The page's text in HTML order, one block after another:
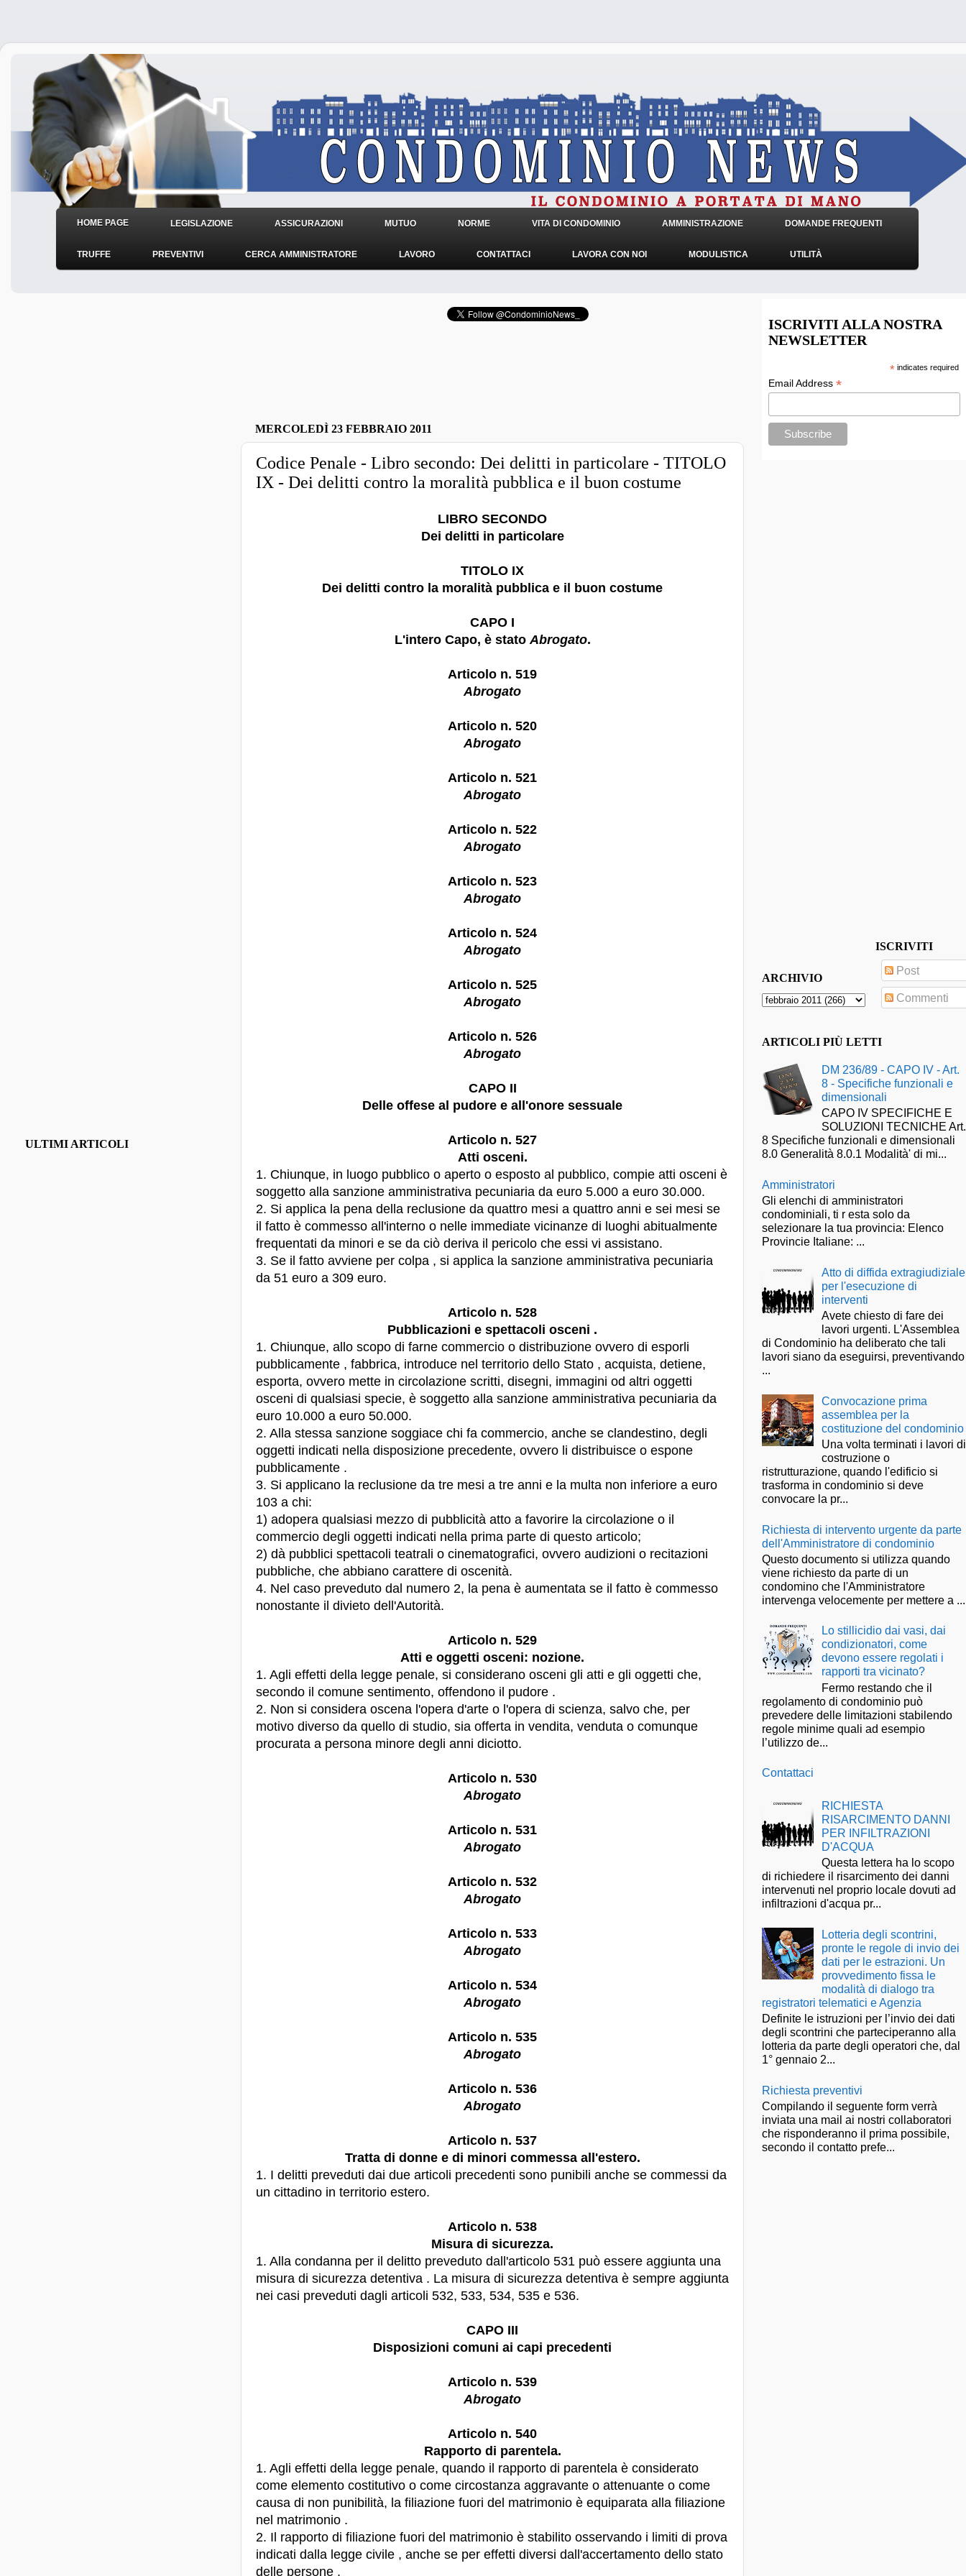
HOME PAGE LEGISLAZIONE ASSICURAZIONI MUTUO NORME VITA DI CONDOMINIO AMMINISTRAZIONE DOMANDE FREQUENTI
TRUFFE PREVENTIVI CERCA AMMINISTRATORE LAVORO CONTATTACI LAVORA CON NOI MODULISTICA UTILITÀ
MERCOLEDÌ 23 FEBBRAIO 2011
Codice Penale - Libro secondo: Dei delitti in particolare - TITOLO
IX - Dei delitti contro la moralità pubblica e il buon costume
LIBRO SECONDO
Dei delitti in particolare
TITOLO IX
Dei delitti contro la moralità pubblica e il buon costume
CAPO I
L'intero Capo, è stato Abrogato.
Articolo n. 519
Abrogato
Articolo n. 520
Abrogato
Articolo n. 521
Abrogato
Articolo n. 522
Abrogato
Articolo n. 523
Abrogato
Articolo n. 524
Abrogato
Articolo n. 525
Abrogato
Articolo n. 526
Abrogato
CAPO II
Delle offese al pudore e all'onore sessuale
Articolo n. 527
Atti osceni.
1. Chiunque, in luogo pubblico o aperto o esposto al pubblico, compie atti osceni è
soggetto alla sanzione amministrativa pecuniaria da euro 5.000 a euro 30.000.
PUBBLICITÀ
inReadinvented by Teads
2. Si applica la pena della reclusione da quattro mesi a quattro anni e sei mesi se
il fatto è commesso all'interno o nelle immediate vicinanze di luoghi abitualmente
frequentati da minori e se da ciò deriva il pericolo che essi vi assistano.
3. Se il fatto avviene per colpa , si applica la sanzione amministrativa pecuniaria
da 51 euro a 309 euro.
Articolo n. 528
Pubblicazioni e spettacoli osceni .
1. Chiunque, allo scopo di farne commercio o distribuzione ovvero di esporli
pubblicamente , fabbrica, introduce nel territorio dello Stato , acquista, detiene,
esporta, ovvero mette in circolazione scritti, disegni, immagini od altri oggetti
osceni di qualsiasi specie, è soggetto alla sanzione amministrativa pecuniaria da
euro 10.000 a euro 50.000.
2. Alla stessa sanzione soggiace chi fa commercio, anche se clandestino, degli
oggetti indicati nella disposizione precedente, ovvero li distribuisce o espone
pubblicamente .
3. Si applicano la reclusione da tre mesi a tre anni e la multa non inferiore a euro
103 a chi:
1) adopera qualsiasi mezzo di pubblicità atto a favorire la circolazione o il
commercio degli oggetti indicati nella prima parte di questo articolo;
2) dà pubblici spettacoli teatrali o cinematografici, ovvero audizioni o recitazioni
pubbliche, che abbiano carattere di oscenità.
4. Nel caso preveduto dal numero 2, la pena è aumentata se il fatto è commesso
nonostante il divieto dell'Autorità.
Articolo n. 529
Atti e oggetti osceni: nozione.
1. Agli effetti della legge penale, si considerano osceni gli atti e gli oggetti che,
secondo il comune sentimento, offendono il pudore .
2. Non si considera oscena l'opera d'arte o l'opera di scienza, salvo che, per
motivo diverso da quello di studio, sia offerta in vendita, venduta o comunque
procurata a persona minore degli anni diciotto.
Articolo n. 530
Abrogato
Articolo n. 531
Abrogato
Articolo n. 532
Abrogato
Articolo n. 533
Abrogato
Articolo n. 534
Abrogato
Articolo n. 535
Abrogato
Articolo n. 536
Abrogato
Articolo n. 537
Tratta di donne e di minori commessa all'estero.
1. I delitti preveduti dai due articoli precedenti sono punibili anche se commessi da
un cittadino in territorio estero.
Articolo n. 538
Misura di sicurezza.
1. Alla condanna per il delitto preveduto dall'articolo 531 può essere aggiunta una
misura di sicurezza detentiva . La misura di sicurezza detentiva è sempre aggiunta
nei casi preveduti dagli articoli 532, 533, 534, 535 e 536.
CAPO III
Disposizioni comuni ai capi precedenti
Articolo n. 539
Abrogato
Articolo n. 540
Rapporto di parentela.
1. Agli effetti della legge penale, quando il rapporto di parentela è considerato
come elemento costitutivo o come circostanza aggravante o attenuante o come
causa di non punibilità, la filiazione fuori del matrimonio è equiparata alla filiazione
nel matrimonio .
2. Il rapporto di filiazione fuori del matrimonio è stabilito osservando i limiti di prova
indicati dalla legge civile , anche se per effetti diversi dall'accertamento dello stato
delle persone .
ULTIMI ARTICOLI
ISCRIVITI ALLA NOSTRA
NEWSLETTER
*indicates required
Email Address *
ARCHIVIO
ISCRIVITI
Post
Commenti
ARTICOLI PIÙ LETTI
DM 236/89 - CAPO IV - Art.
8 - Specifiche funzionali e
dimensionali
CAPO IV SPECIFICHE E
SOLUZIONI TECNICHE Art.
8 Specifiche funzionali e dimensionali
8.0 Generalità 8.0.1 Modalità' di mi...
Amministratori
Gli elenchi di amministratori
condominiali, ti r esta solo da
selezionare la tua provincia: Elenco
Provincie Italiane: ...
Atto di diffida extragiudiziale
per l'esecuzione di
interventi
Avete chiesto di fare dei
lavori urgenti. L'Assemblea
di Condominio ha deliberato che tali
lavori siano da eseguirsi, preventivando
...
Convocazione prima
assemblea per la
costituzione del condominio
Una volta terminati i lavori di
costruzione o
ristrutturazione, quando l'edificio si
trasforma in condominio si deve
convocare la pr...
Richiesta di intervento urgente da parte
dell'Amministratore di condominio
Questo documento si utilizza quando
viene richiesto da parte di un
condomino che l'Amministratore
intervenga velocemente per mettere a ...
Lo stillicidio dai vasi, dai
condizionatori, come
devono essere regolati i
rapporti tra vicinato?
Fermo restando che il
regolamento di condominio può
prevedere delle limitazioni stabilendo
regole minime quali ad esempio
l’utilizzo de...
Contattaci
RICHIESTA
RISARCIMENTO DANNI
PER INFILTRAZIONI
D'ACQUA
Questa lettera ha lo scopo
di richiedere il risarcimento dei danni
intervenuti nel proprio locale dovuti ad
infiltrazioni d'acqua pr...
Lotteria degli scontrini,
pronte le regole di invio dei
dati per le estrazioni. Un
provvedimento fissa le
modalità di dialogo tra
registratori telematici e Agenzia
Definite le istruzioni per l’invio dei dati
degli scontrini che parteciperanno alla
lotteria da parte degli operatori che, dal
1° gennaio 2...
Richiesta preventivi
Compilando il seguente form verrà
inviata una mail ai nostri collaboratori
che risponderanno il prima possibile,
secondo il contatto prefe...